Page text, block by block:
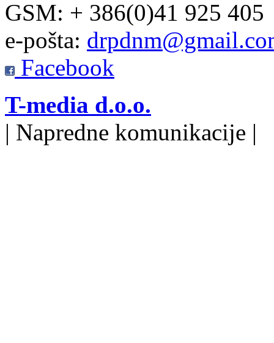
GSM: + 386(0)41 925 405
e-pošta:
Facebook
T-media d.o.o.
| Napredne komunikacije |